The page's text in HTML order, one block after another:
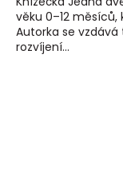
věku 0–12 měsíců,
Autorka se
rozvíjení...